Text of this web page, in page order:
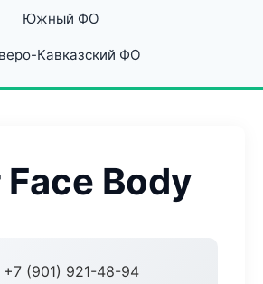
Южный ФО
Кавказский ФО
Body
+7 (901) 921-48-94